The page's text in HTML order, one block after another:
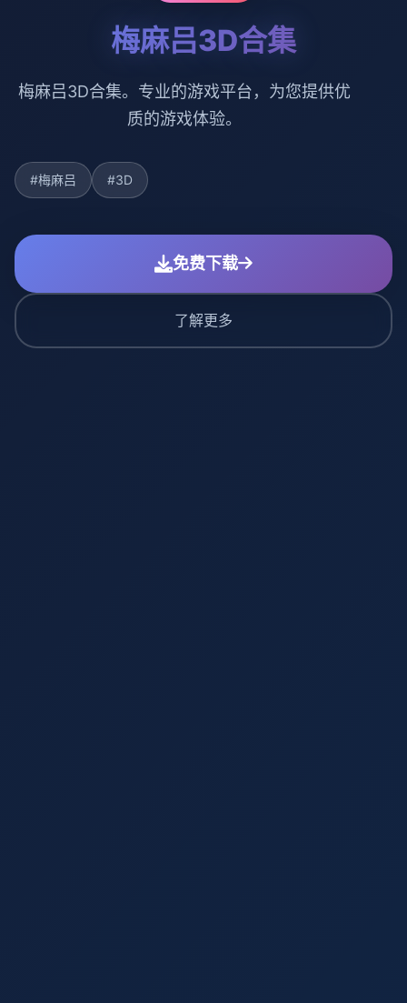
梅麻吕3D合集
梅麻吕3D合集。专业的游戏平台，为您提供优
质的游戏体验。
#梅麻吕 #3D
免费下载
了解更多